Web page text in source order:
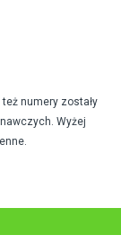
numery zostały
Wyżej